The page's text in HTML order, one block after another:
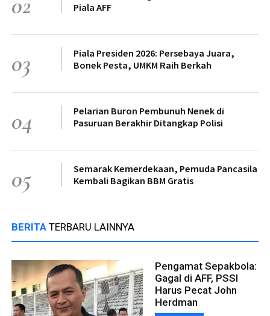
Piala AFF
03
Piala Presiden 2026: Persebaya Juara,
Bonek Pesta, UMKM Raih Berkah
04
Pelarian Buron Pembunuh Nenek di
Pasuruan Berakhir Ditangkap Polisi
05
Semarak Kemerdekaan, Pemuda Pancasila
Kembali Bagikan BBM Gratis
BERITA TERBARU LAINNYA
Pengamat Sepakbola:
Gagal di AFF, PSSI
Harus Pecat John
Herdman